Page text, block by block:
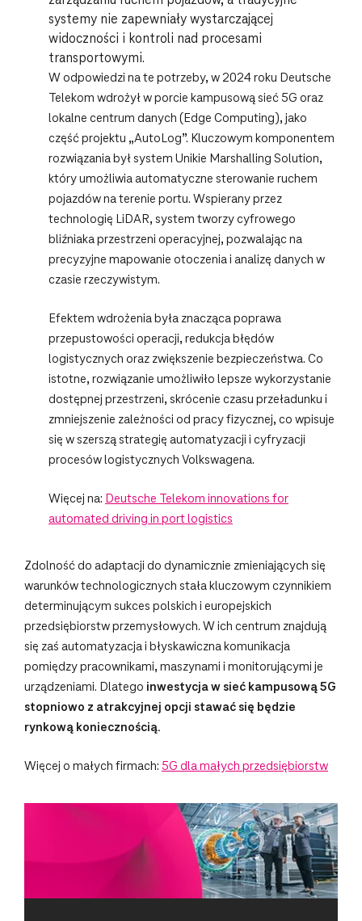
systemy nie zapewniały wystarczającej
widoczności i kontroli nad procesami
transportowymi.
W odpowiedzi na te potrzeby, w 2024 roku Deutsche
Telekom wdrożył w porcie kampusową sieć 5G oraz
lokalne centrum danych (Edge Computing), jako
część projektu „AutoLog”. Kluczowym komponentem
rozwiązania był system Unikie Marshalling Solution,
który umożliwia automatyczne sterowanie ruchem
pojazdów na terenie portu. Wspierany przez
technologię LiDAR, system tworzy cyfrowego
bliźniaka przestrzeni operacyjnej, pozwalając na
precyzyjne mapowanie otoczenia i analizę danych w
czasie rzeczywistym.
Efektem wdrożenia była znacząca poprawa
przepustowości operacji, redukcja błędów
logistycznych oraz zwiększenie bezpieczeństwa. Co
istotne, rozwiązanie umożliwiło lepsze wykorzystanie
dostępnej przestrzeni, skrócenie czasu przeładunku i
zmniejszenie zależności od pracy fizycznej, co wpisuje
się w szerszą strategię automatyzacji i cyfryzacji
procesów logistycznych Volkswagena.
Więcej na: Deutsche Telekom innovations for
automated driving in port logistics
Zdolność do adaptacji do dynamicznie zmieniających się
warunków technologicznych stała kluczowym czynnikiem
determinującym sukces polskich i europejskich
przedsiębiorstw przemysłowych. W ich centrum znajdują
się zaś automatyzacja i błyskawiczna komunikacja
pomiędzy pracownikami, maszynami i monitorującymi je
urządzeniami. Dlatego inwestycja w sieć kampusową 5G
stopniowo z atrakcyjnej opcji stawać się będzie
rynkową koniecznością.
Więcej o małych firmach: 5G dla małych przedsiębiorstw